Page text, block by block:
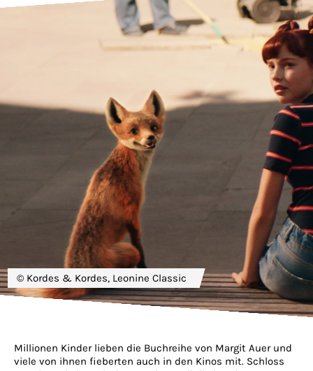
Millionen Kinder lieben die Buchreihe von Margit Auer und
viele von ihnen fieberten auch in den Kinos mit. Schloss
© Kordes & Kordes, Leonine Classic